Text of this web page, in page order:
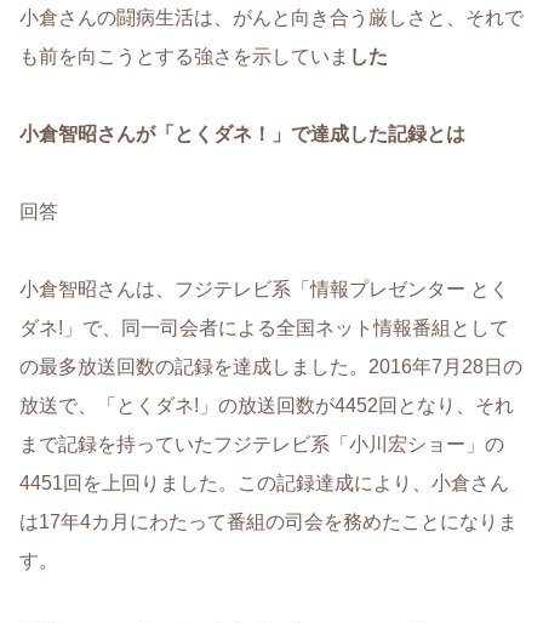
小倉さんの闘病生活は、がんと向き合う厳しさと、それで
も前を向こうとする強さを示していま した
小倉智昭さんが「とくダネ！」で達成した記録とは
回答
小倉智昭さんは、フジテレビ系「情報プレゼンター とく
ダネ!」で、同一司会者による全国ネット情報番組として
の最多放送回数の記録を達成しました。2016年7月28日の
放送で、「とくダネ!」の放送回数が4452回となり、それ
まで記録を持っていたフジテレビ系「小川宏ショー」の
4451回を上回りました 。この記録達成により、小倉さん
は17年4カ月にわたって番組の司会を務めたことになりま
す。